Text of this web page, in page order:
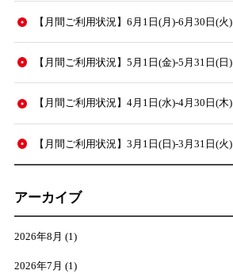
【月間ご利用状況】6月1日(月)-6月30日(火)
【月間ご利用状況】5月1日(金)-5月31日(日)
【月間ご利用状況】4月1日(水)-4月30日(木)
【月間ご利用状況】3月1日(日)-3月31日(火)
アーカイブ
2026年8月 (1)
2026年7月 (1)